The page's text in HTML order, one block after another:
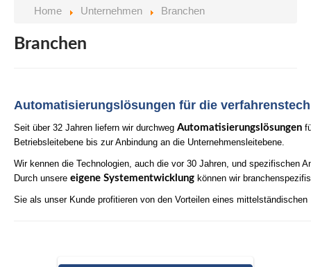
Migration
Partner
Referenz
XBatch
XData
XVerladeManager
PXTrend Historian
Home Unternehmen Branchen
Branchen
Automatisierungslösungen für die
Seit über 32 Jahren liefern wir durchweg Automatisierungslösungen
Betriebsleitebene bis zur Anbindung an die Unternehmensleitebene.
Wir kennen die Technologien, auch die vor 30 Jahren, und spezifischen
Durch unsere eigene Systementwicklung können wir
Sie als unser Kunde profitieren von den Vorteilen eines